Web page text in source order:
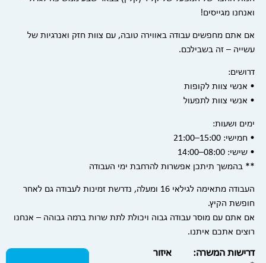
ואנחנו מגייסים!
אם אתם מחפשים עבודה באווירה טובה, עם צוות חזק ואנרגיות של
עשייה – זה בשבילכם.
דרושים:
• אנשי צוות לקופות
• אנשי צוות לתפעול
ימים ושעות:
• חמישי: 15:00–21:00
• שישי: 08:00–14:00
** בהמשך תיתכן אפשרות להרחבת ימי העבודה
העבודה מתאימה לגילאי 16 ומעלה, נדרשת זמינות לעבודה גם לאחר
חופשת הקיץ.
אם אתם עם מוסר עבודה גבוה ויכולת לתת שרות ברמה גבוהה – אנחנו
רוצים אתכם איתנו.
דרישות המשרה:
איזור